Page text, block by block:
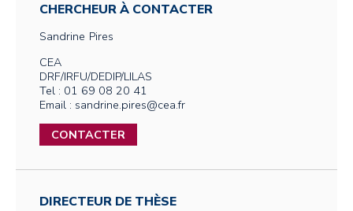
CHERCHEUR À CONTACTER
Sandrine Pires
CEA
DRF/IRFU/DEDIP/LILAS
Tel : 01 69 08 20 41
Email : sandrine.pires@cea.fr
CONTACTER
DIRECTEUR DE THÈSE